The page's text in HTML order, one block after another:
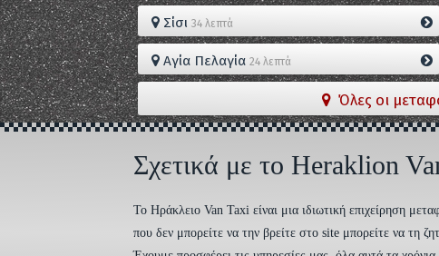
Σίσι34 λεπτά
Αγία Πελαγία24 λεπτά
Όλες οι
Σχετικά με το Heraklion
To Ηράκλειο Van Taxi είναι μια ιδιωτική επιχείρηση
που δεν μπορείτε να την βρείτε στο site μπορείτε να τη